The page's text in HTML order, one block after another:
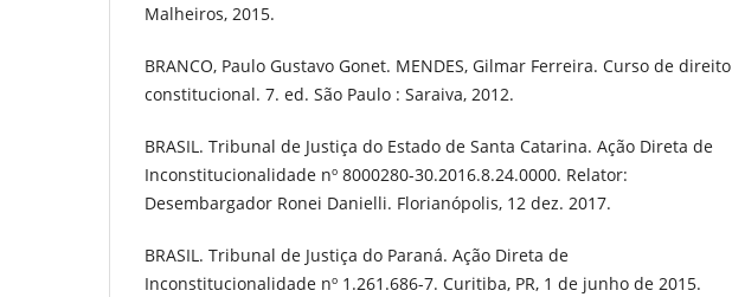
Malheiros, 2015.
BRANCO, Paulo Gustavo Gonet. MENDES, Gilmar Ferreira. Curso de direito
constitucional. 7. ed. São Paulo : Saraiva, 2012.
BRASIL. Tribunal de Justiça do Estado de Santa Catarina. Ação Direta de
Inconstitucionalidade nº 8000280-30.2016.8.24.0000. Relator:
Desembargador Ronei Danielli. Florianópolis, 12 dez. 2017.
BRASIL. Tribunal de Justiça do Paraná. Ação Direta de
Inconstitucionalidade nº 1.261.686-7. Curitiba, PR, 1 de junho de 2015.